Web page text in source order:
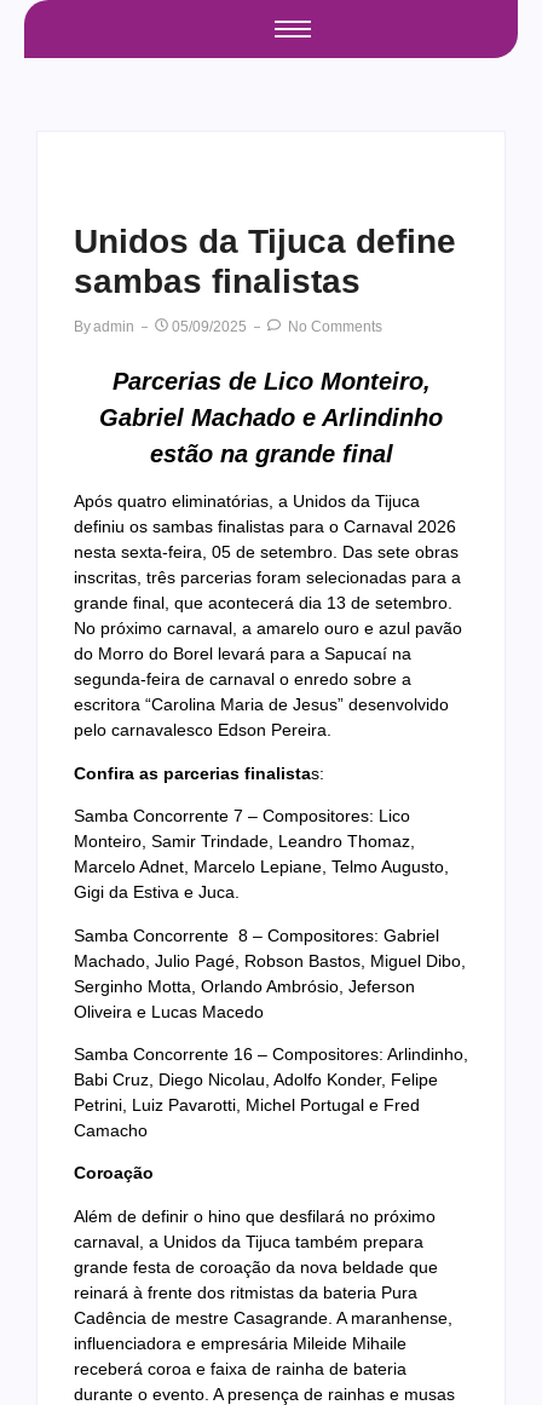
Unidos da Tijuca define
sambas finalistas
ByAdmin 05/09/2025 No Comments
Parcerias de Lico Monteiro,
Gabriel Machado e Arlindinho
estão na grande final
Após quatro eliminatórias, a Unidos da Tijuca
definiu os sambas finalistas para o Carnaval 2026
nesta sexta-feira, 05 de setembro. Das sete obras
inscritas, três parcerias foram selecionadas para a
grande final, que acontecerá dia 13 de setembro.
No próximo carnaval, a amarelo ouro e azul pavão
do Morro do Borel levará para a Sapucaí na
segunda-feira de carnaval o enredo sobre a
escritora “Carolina Maria de Jesus” desenvolvido
pelo carnavalesco Edson Pereira.
Confira as parcerias finalistas:
Samba Concorrente 7 – Compositores: Lico
Monteiro, Samir Trindade, Leandro Thomaz,
Marcelo Adnet, Marcelo Lepiane, Telmo Augusto,
Gigi da Estiva e Juca.
Samba Concorrente 8 – Compositores: Gabriel
Machado, Julio Pagé, Robson Bastos, Miguel Dibo,
Serginho Motta, Orlando Ambrósio, Jeferson
Oliveira e Lucas Macedo
Samba Concorrente 16 – Compositores: Arlindinho,
Babi Cruz, Diego Nicolau, Adolfo Konder, Felipe
Petrini, Luiz Pavarotti, Michel Portugal e Fred
Camacho
Coroação
Além de definir o hino que desfilará no próximo
carnaval, a Unidos da Tijuca também prepara
grande festa de coroação da nova beldade que
reinará à frente dos ritmistas da bateria Pura
Cadência de mestre Casagrande. A maranhense,
influenciadora e empresária Mileide Mihaile
receberá coroa e faixa de rainha de bateria
durante o evento. A presença de rainhas e musas